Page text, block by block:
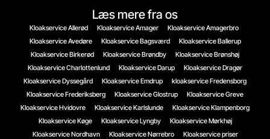
Læs mere fra os
Kloakservice Allerød Kloakservice Amager
Kloakservice Amagerbro
Kloakservice Avedøre
Kloakservice Bagsværd
Kloakservice Ballerup
Kloakservice Birkerød
Kloakservice Brøndby
Kloakservice Brønshøj
Kloakservice Charlottenlund
Kloakservice Darup
Kloakservice Dragør
Kloakservice Dyssegård
Kloakservice Emdrup
kloakservice Fredensborg
Kloakservice Frederiksberg
Kloakservice Glostrup
Kloakservice Greve
Kloakservice Hvidovre
Kloakservice Karlslunde
Kloakservice Klampenborg
Kloakservice Køge
Kloakservice Lyngby
Kloakservice Mørkhøj
Kloakservice Nordhavn
Kloakservice Nørrebro
Kloakservice priser